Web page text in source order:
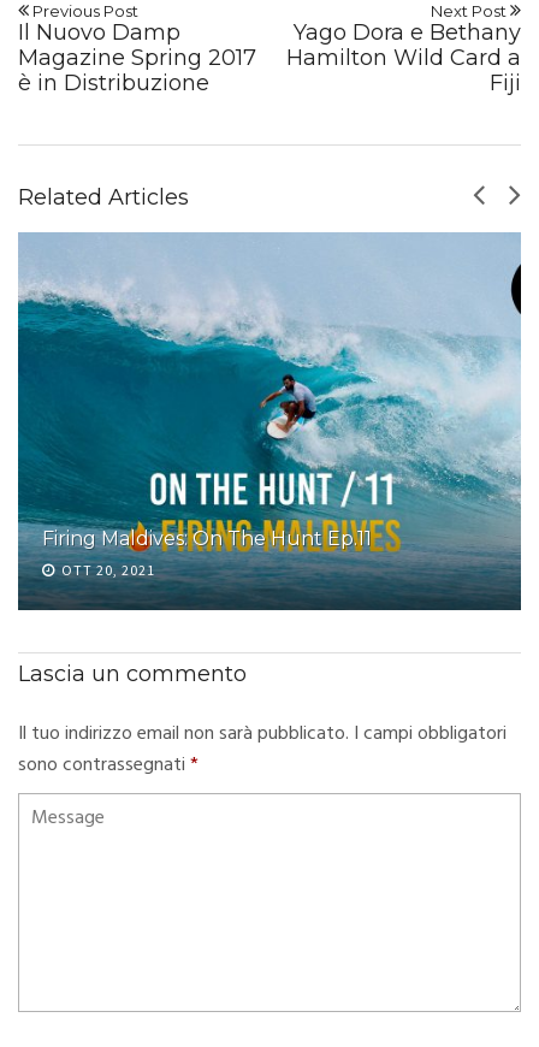
Previous Post
Il Nuovo Damp
Magazine Spring 2017
è in Distribuzione
Next Post
Yago Dora e Bethany
Hamilton Wild Card a
Fiji
Related Articles
Firing Maldives: On The Hunt Ep.11
OTT 20, 2021
Lascia un commento
Il tuo indirizzo email non sarà pubblicato. I campi obbligatori
sono contrassegnati*